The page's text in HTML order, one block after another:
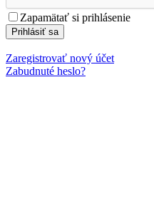
Zapamätať si prihlásenie
Prihlásiť sa
Zaregistrovať nový účet
Zabudnuté heslo?